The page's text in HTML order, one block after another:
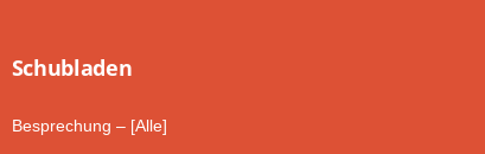
Schub­laden
Besprechung – [Alle]